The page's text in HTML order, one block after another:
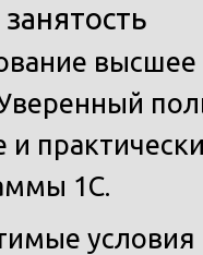
высшее
и
1С.
условия